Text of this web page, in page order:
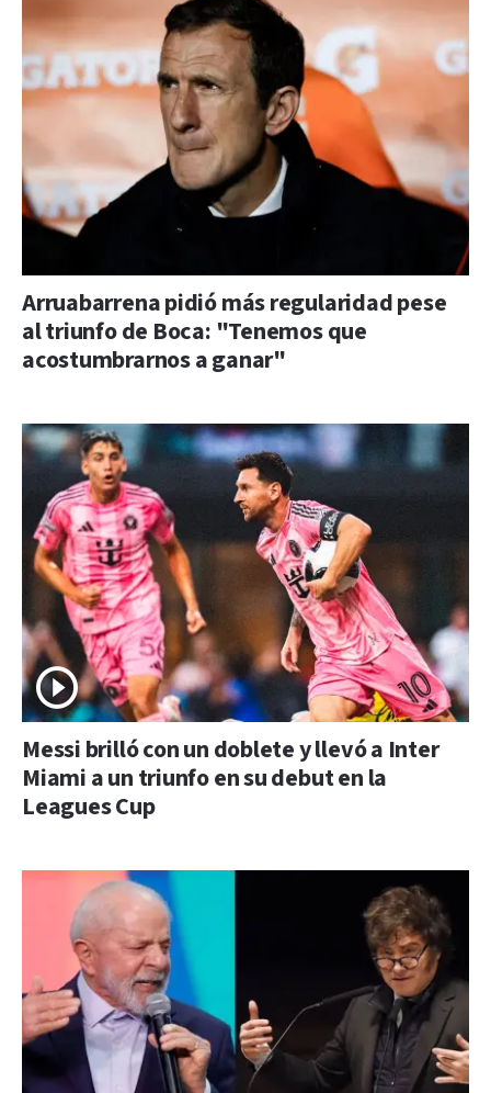
Arruabarrena pidió más regularidad pese
al triunfo de Boca: "Tenemos que
acostumbrarnos a ganar"
Messi brilló con un doblete y llevó a Inter
Miami a un triunfo en su debut en la
Leagues Cup